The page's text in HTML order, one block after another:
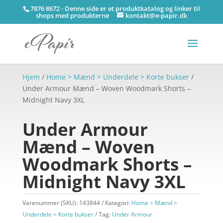
7876 8672 - Denne side er et produktkatalog og linker til
shops med produkterne kontakt@e-papir.dk
Hjem / Home > Mænd > Underdele > Korte bukser/
Under Armour Mænd – Woven Woodmark Shorts –
Midnight Navy 3XL
Under Armour
Mænd – Woven
Woodmark Shorts –
Midnight Navy 3XL
Varenummer (SKU): 143844 Kategori: Home > Mænd >
Underdele > Korte bukser
Tag: Under Armour